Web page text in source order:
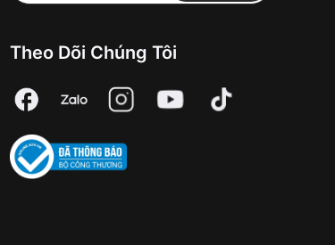
Theo Dõi Chúng Tôi